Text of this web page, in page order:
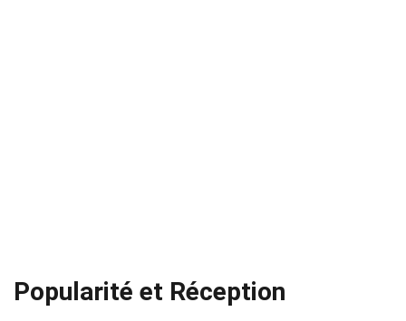
Popularité et Réception